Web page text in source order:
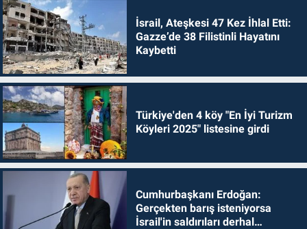
İsrail, Ateşkesi 47 Kez İhlal Etti:
Gazze’de 38 Filistinli Hayatını
Kaybetti
Türkiye'den 4 köy "En İyi Turizm
Köyleri 2025" listesine girdi
Cumhurbaşkanı Erdoğan:
Gerçekten barış isteniyorsa
İsrail'in saldırıları derhal